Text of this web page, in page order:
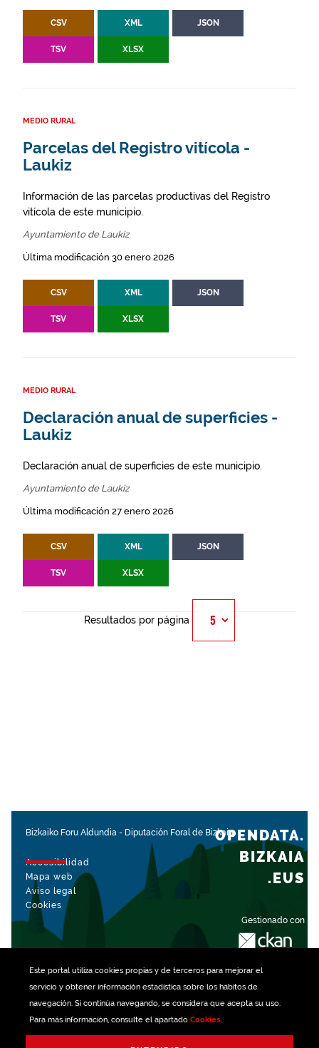
Este portal utiliza cookiespropias y de terceros para mejorar el
servicio y obtener información estadística sobre los hábitos de
navegación. Si continúa navegando, se considera que acepta su uso.
Para más información, consulte el apartado Cookies.
CSV XML JSON
TSV XLSX
MEDIO RURAL
Parcelas del Registro vitícola -
Laukiz
Información de las parcelas productivas del Registro
vitícola de este municipio.
Ayuntamiento de Laukiz
Última modificación 30 enero 2026
CSV XML JSON
TSV XLSX
MEDIO RURAL
Declaración anual de superficies -
Laukiz
Declaración anual de superficies de este municipio.
Ayuntamiento de Laukiz
Última modificación 27 enero 2026
CSV XML JSON
TSV XLSX
Resultados por página
Bizkaiko Foru Aldundia - Diputación Foral de Bizkaia
Accesibilidad
Mapa web
Aviso legal
Cookies
Gestionado con
OPENDATA.
BIZKAIA
.EUS